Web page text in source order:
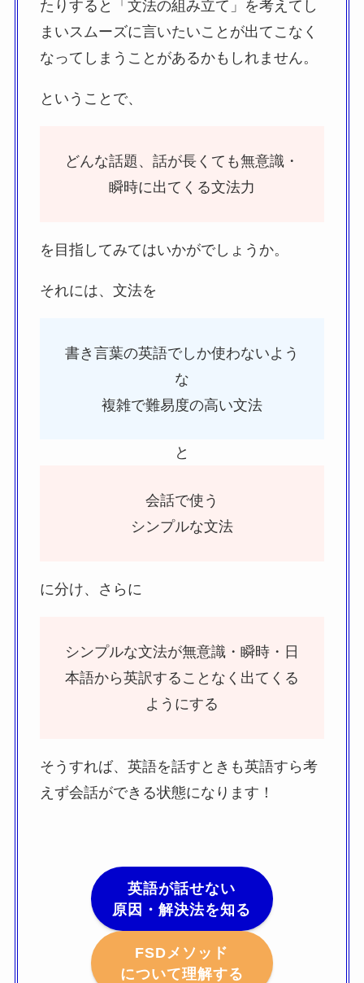
たりすると「文法の組み立て」を考えてし
まいスムーズに言いたいことが出てこなく
なってしまうことがあるかもしれません。
ということで、
どんな話題、話が長くても無意識・
瞬時に出てくる文法力
を目指してみてはいかがでしょうか。
それには、文法を
書き言葉の英語でしか使わないよう
な
複雑で難易度の高い文法
と
会話で使う
シンプルな文法
に分け、さらに
シンプルな文法が無意識・瞬時・日
本語から英訳することなく出てくる
ようにする
そうすれば、英語を話すときも英語すら考
えず会話ができる状態になります！
英語が話せない
原因・解決法を知る
FSDメソッド
について理解する